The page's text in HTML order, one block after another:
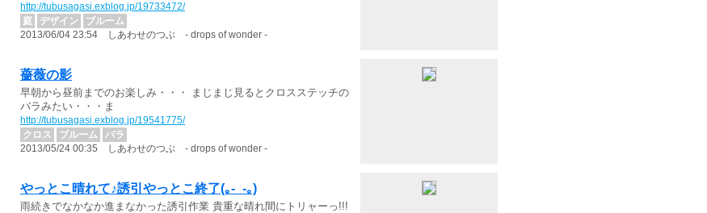
http://tubusagasi.exblog.jp/19733472/
庭
デザイン
ブルーム
2013/06/04 23:54 しあわせのつぶ - drops of wonder -
薔薇の影
早朝から昼前までのお楽しみ・・・ まじまじ見るとクロスステッチの
バラみたい・・・ま
http://tubusagasi.exblog.jp/19541775/
クロス
ブルーム
バラ
2013/05/24 00:35 しあわせのつぶ - drops of wonder -
やっとこ晴れて♪誘引やっとこ終了(｡-_-｡)
雨続きでなかなか進まなかった誘引作業 貴重な晴れ間にトリャーっ!!!